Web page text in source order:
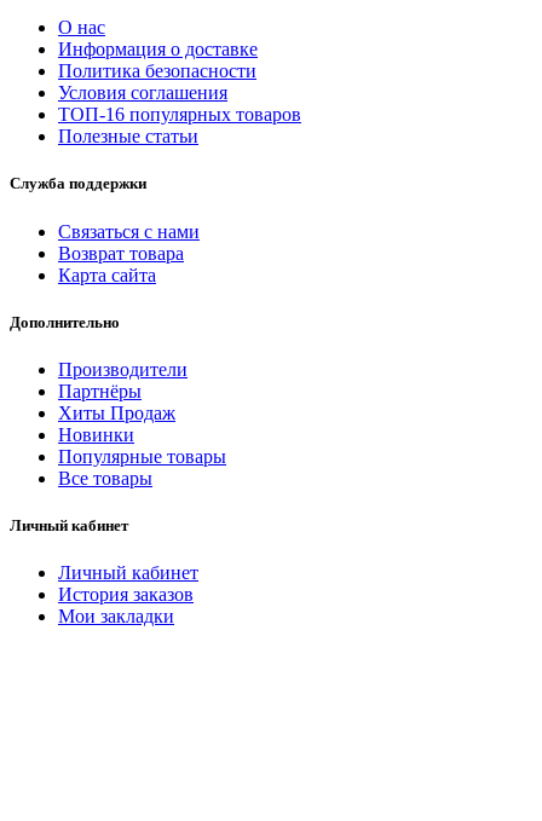
О нас
Информация о доставке
Политика безопасности
Условия соглашения
ТОП-16 популярных товаров
Полезные статьи
Служба поддержки
Связаться с нами
Возврат товара
Карта сайта
Дополнительно
Производители
Партнёры
Хиты Продаж
Новинки
Популярные товары
Все товары
Личный кабинет
Личный кабинет
История заказов
Мои закладки